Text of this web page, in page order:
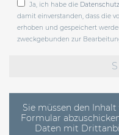
Ja, ich habe die
damit einverstanden, dass die
erhoben und gespeichert
zweckgebunden zur
Sie müssen den Inhalt
Formular
Daten mit